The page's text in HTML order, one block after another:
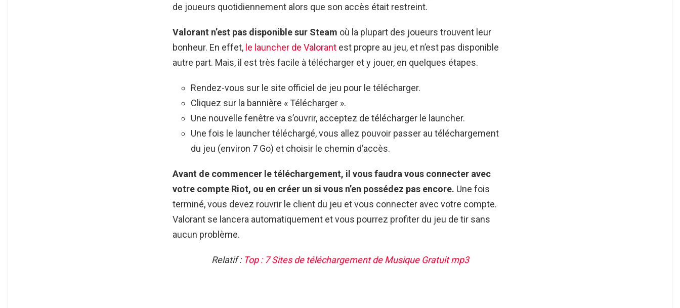
de joueurs quotidiennement alors que son accès était restreint.
Valorant n’est pas disponible sur Steam où la plupart des joueurs trouvent leur
bonheur. En effet, le launcher de Valorant est propre au jeu, et n’est pas disponible
autre part. Mais, il est très facile à télécharger et y jouer, en quelques étapes.
Rendez-vous sur le site officiel de jeu pour le télécharger.
Cliquez sur la bannière « Télécharger ».
Une nouvelle fenêtre va s’ouvrir, acceptez de télécharger le launcher.
Une fois le launcher téléchargé, vous allez pouvoir passer au téléchargement
du jeu (environ 7 Go) et choisir le chemin d’accès.
Avant de commencer le téléchargement, il vous faudra vous connecter avec
votre compte Riot, ou en créer un si vous n’en possédez pas encore. Une fois
terminé, vous devez rouvrir le client du jeu et vous connecter avec votre compte.
Valorant se lancera automatiquement et vous pourrez profiter du jeu de tir sans
aucun problème.
Relatif : Top : 7 Sites de téléchargement de Musique Gratuit mp3